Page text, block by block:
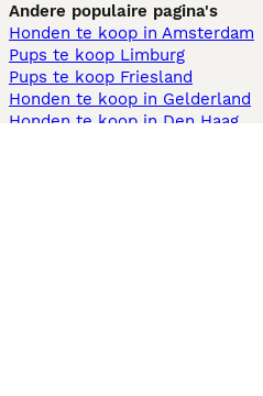
Andere populaire pagina's
Honden te koop in Amsterdam
Pups te koop Limburg​
Pups te koop Friesland​
Honden te koop in Gelderland
Honden te koop in Den Haag